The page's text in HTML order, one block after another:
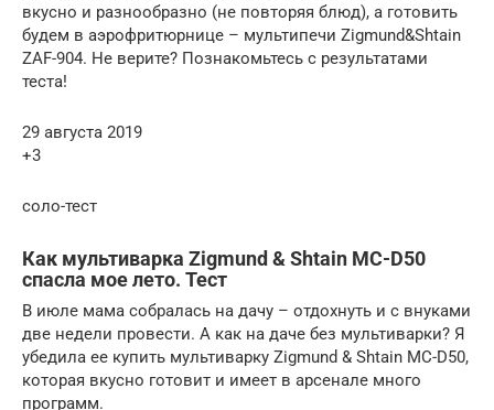
вкусно и разнообразно (не повторяя блюд), а готовить
будем в аэрофритюрнице – мультипечи Zigmund&Shtain
ZAF-904. Не верите? Познакомьтесь с результатами
теста!
29 августа 2019
+3
соло-тест
Как мультиварка Zigmund & Shtain MC-D50
спасла мое лето. Тест
В июле мама собралась на дачу – отдохнуть и с внуками
две недели провести. А как на даче без мультиварки? Я
убедила ее купить мультиварку Zigmund & Shtain MC-D50,
которая вкусно готовит и имеет в арсенале много
программ.